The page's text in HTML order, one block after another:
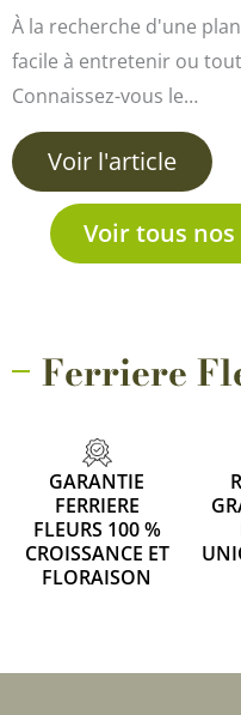
À la recherche d'une
facile à entretenir ou
Connaissez-vous le…
Voir l'article
Voir tous
Ferriere
GARANTIE
FERRIERE
FLEURS 100 %
CROISSANCE ET
FLORAISON